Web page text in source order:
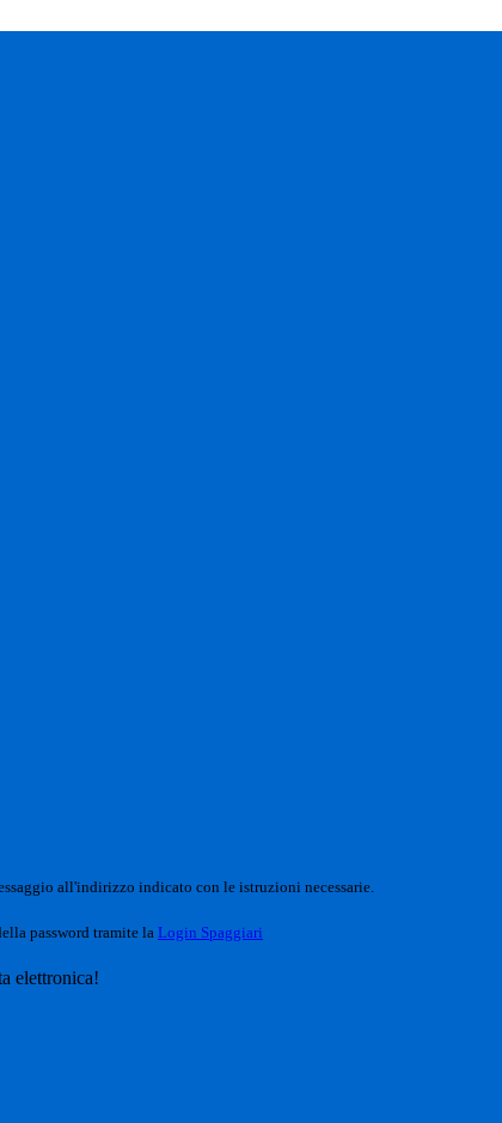
all'indirizzo indicato con le istruzioni necessarie.
password tramite la Login Spaggiari
elettronica!